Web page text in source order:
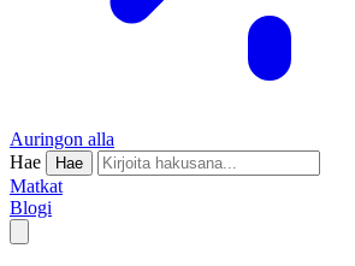
Auringon alla
Hae
Hae
Matkat
Blogi